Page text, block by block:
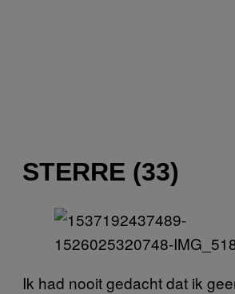
STERRE (33)
Ik had nooit gedacht dat ik